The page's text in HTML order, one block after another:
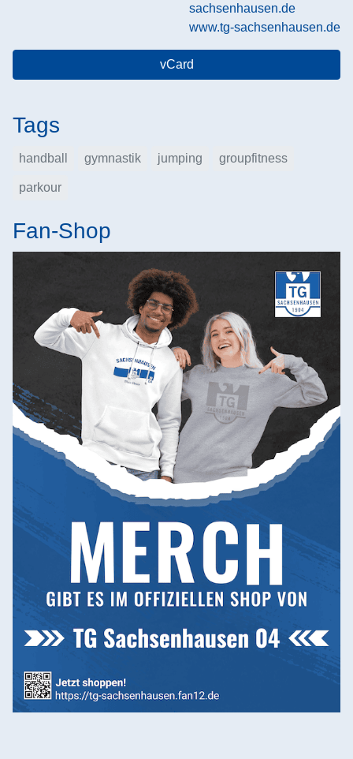
sachsenhausen.de
www.tg-sachsenhausen.de
vCard
Tags
handball gymnastik jumping groupfitness
parkour
Fan-Shop